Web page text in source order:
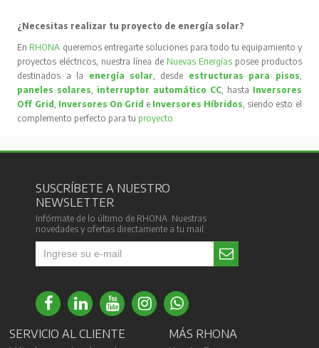
¿Necesitas realizar tu proyecto de energía solar?
En RHONA queremos entregarte soluciones para todo tu equipamiento y
proyectos eléctricos, nuestra línea de Nuevas Energíasposee productos
destinados a la energía solar, desde estructuras para pisos,
paneles solares, interruptor automático CC, hasta Inversores
Off Grid, Inversores On Grid e Inversores Híbridos, siendo esto el
complemento perfecto para tu proyecto.
SUSCRÍBETE A NUESTRO
NEWSLETTER
Infórmate de lo último de RHONA. Nuestras
novedades y ofertas directamente a tu mail.
SERVICIO AL CLIENTE MÁS RHONA